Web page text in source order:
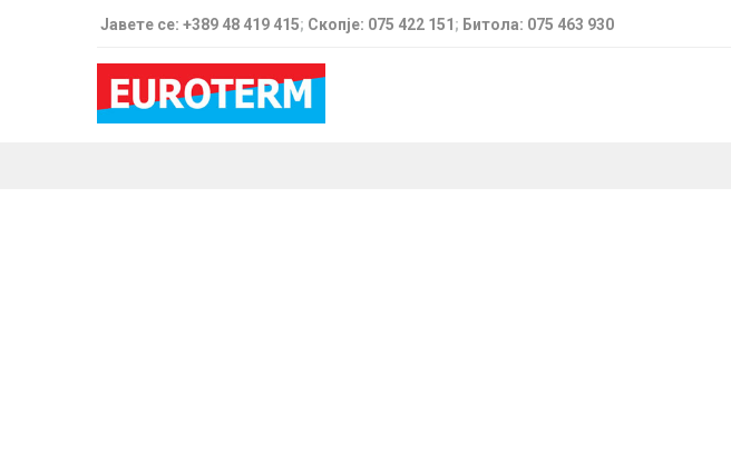
Јавете се: +389 48 419 415; Скопје: 075 422 151 ; Битола: 075 463 930